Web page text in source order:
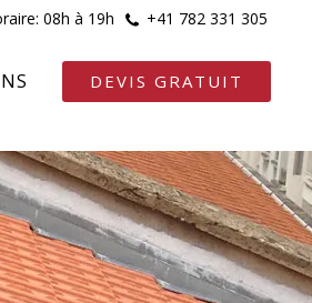
DEVIS GRATUIT
08h à 19h +41 782 331 305